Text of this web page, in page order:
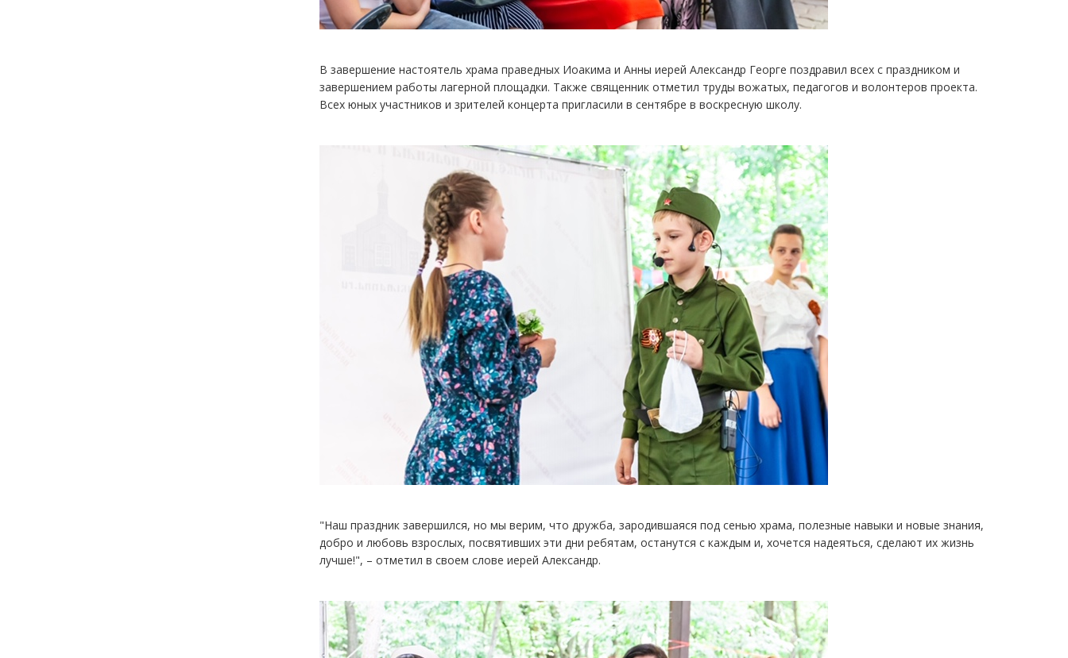
В завершение настоятель храма праведных Иоакима и Анны иерей Александр Георге поздравил всех с праздником и
завершением работы лагерной площадки. Также священник отметил труды вожатых, педагогов и волонтеров проекта.
Всех юных участников и зрителей концерта пригласили в сентябре в воскресную школу.
"Наш праздник завершился, но мы верим, что дружба, зародившаяся под сенью храма, полезные навыки и новые знания,
добро и любовь взрослых, посвятивших эти дни ребятам, останутся с каждым и, хочется надеяться, сделают их жизнь
лучше!", – отметил в своем слове иерей Александр.